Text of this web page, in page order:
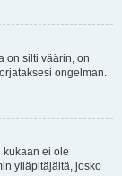
on silti väärin, on
ongelman.
ei ole
ylläpitäjältä, josko